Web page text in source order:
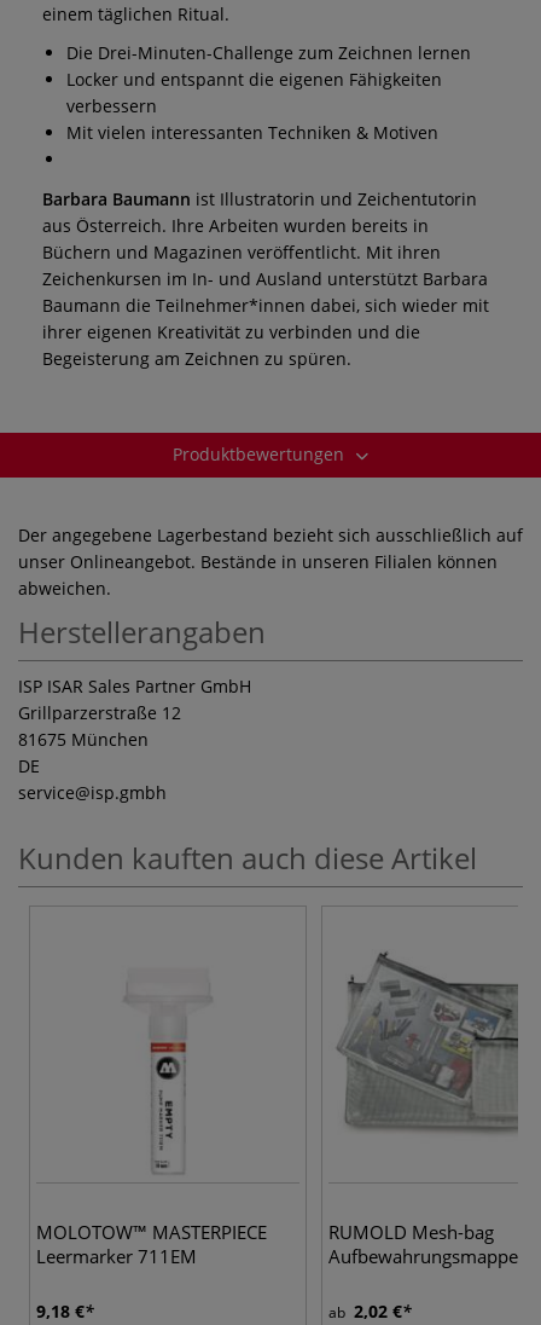
einem täglichen Ritual.
Die Drei-Minuten-Challenge zum Zeichnen lernen
Locker und entspannt die eigenen Fähigkeiten
verbessern
Mit vielen interessanten Techniken & Motiven
Barbara Baumann ist Illustratorin und Zeichentutorin
aus Österreich. Ihre Arbeiten wurden bereits in
Büchern und Magazinen veröffentlicht. Mit ihren
Zeichenkursen im In- und Ausland unterstützt Barbara
Baumann die Teilnehmer*innen dabei, sich wieder mit
ihrer eigenen Kreativität zu verbinden und die
Begeisterung am Zeichnen zu spüren.
Produktbewertungen
Der angegebene Lagerbestand bezieht sich ausschließlich auf
unser Onlineangebot. Bestände in unseren Filialen können
abweichen.
Herstellerangaben
ISP ISAR Sales Partner GmbH
Grillparzerstraße 12
81675 München
DE
service@isp.gmbh
Kunden kauften auch diese Artikel
MOLOTOW™ MASTERPIECE
Leermarker 711EM
9,18 €
RUMOLD Mesh-bag
Aufbewahrungsmappe
ab 2,02 €